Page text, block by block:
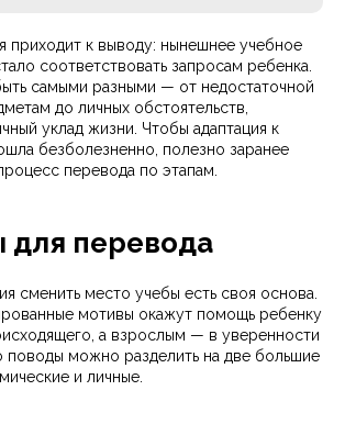
приходит к выводу: нынешнее учебное
соответствовать запросам ребенка.
самыми разными — от недостаточной
до личных обстоятельств,
уклад жизни. Чтобы адаптация к
безболезненно, полезно заранее
перевода по этапам.
для перевода
сменить место учебы есть своя основа.
мотивы окажут помощь ребенку
а взрослым — в уверенности
поводы можно разделить на две большие
и личные.